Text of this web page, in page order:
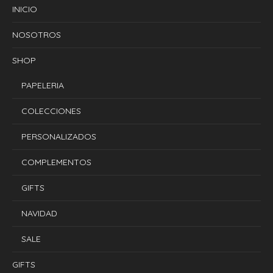
INICIO
NOSOTROS
SHOP
PAPELERIA
COLECCIONES
PERSONALIZADOS
COMPLEMENTOS
GIFTS
NAVIDAD
SALE
GIFTS